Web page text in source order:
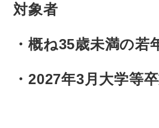
対象者
・概ね35歳未満の若
・2027年3月大学等